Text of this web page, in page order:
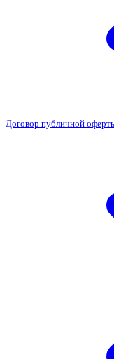
Договор публичной